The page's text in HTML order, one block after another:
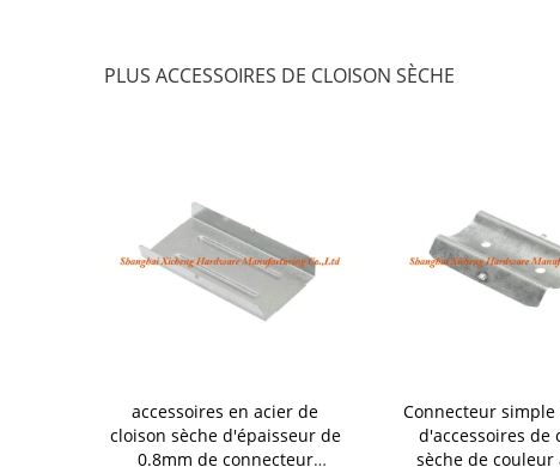
PLUS ACCESSOIRES DE CLOISON SÈCHE
accessoires en acier de
cloison sèche d'épaisseur de
0.8mm de connecteur
Connecteur
d'accessoires de
sèche de couleur